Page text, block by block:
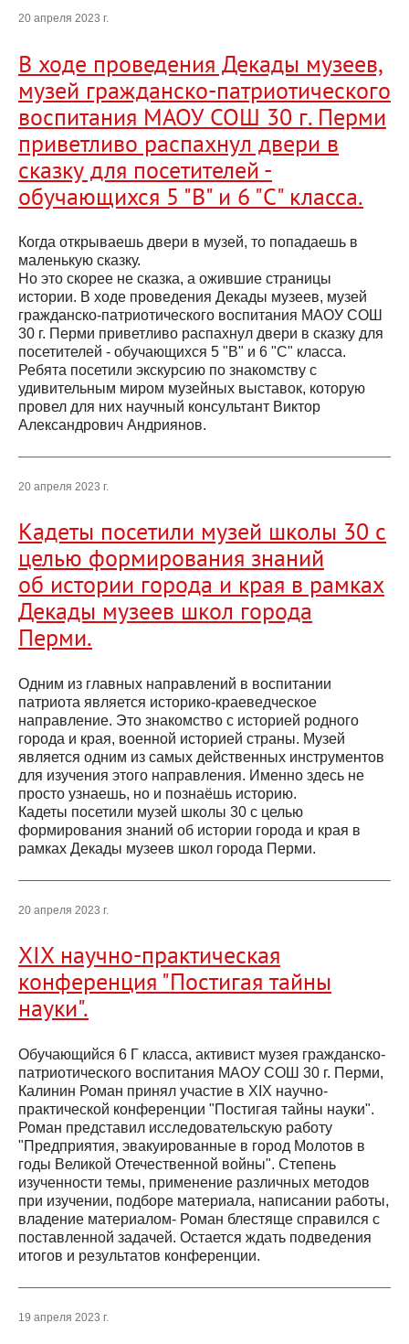
20 апреля 2023 г.
В ходе проведения Декады музеев,
музей гражданско-патриотического
воспитания МАОУ СОШ 30 г. Перми
приветливо распахнул двери в
сказку для посетителей -
обучающихся 5 "В" и 6 "С" класса.
Когда открываешь двери в музей, то попадаешь в
маленькую сказку.
Но это скорее не сказка, а ожившие страницы
истории. В ходе проведения Декады музеев, музей
гражданско-патриотического воспитания МАОУ СОШ
30 г. Перми приветливо распахнул двери в сказку для
посетителей - обучающихся 5 "В" и 6 "С" класса.
Ребята посетили экскурсию по знакомству с
удивительным миром музейных выставок, которую
провел для них научный консультант Виктор
Александрович Андриянов.
20 апреля 2023 г.
Кадеты посетили музей школы 30 с
целью формирования знаний
об истории города и края в рамках
Декады музеев школ города
Перми.
Одним из главных направлений в воспитании
патриота является историко-краеведческое
направление. Это знакомство с историей родного
города и края, военной историей страны. Музей
является одним из самых действенных инструментов
для изучения этого направления. Именно здесь не
просто узнаешь, но и познаёшь историю.
Кадеты посетили музей школы 30 с целью
формирования знаний об истории города и края в
рамках Декады музеев школ города Перми.
20 апреля 2023 г.
XIX научно-практическая
конференция "Постигая тайны
науки".
Обучающийся 6 Г класса, активист музея гражданско-
патриотического воспитания МАОУ СОШ 30 г. Перми,
Калинин Роман принял участие в XIX научно-
практической конференции "Постигая тайны науки".
Роман представил исследовательскую работу
"Предприятия, эвакуированные в город Молотов в
годы Великой Отечественной войны". Степень
изученности темы, применение различных методов
при изучении, подборе материала, написании работы,
владение материалом- Роман блестяще справился с
поставленной задачей. Остается ждать подведения
итогов и результатов конференции.
19 апреля 2023 г.